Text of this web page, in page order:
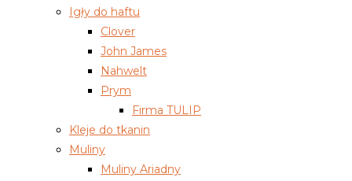
Igły do haftu
Clover
John James
Nahwelt
Prym
Firma TULIP
Kleje do tkanin
Muliny
Muliny Ariadny